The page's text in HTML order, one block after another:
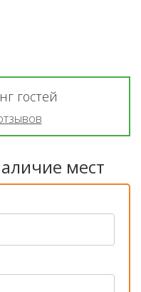
гостей
мест